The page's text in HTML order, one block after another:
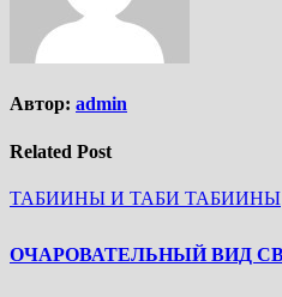
Автор: admin
Related Post
ТАБИИНЫ И ТАБИ ТАБИИНЫ